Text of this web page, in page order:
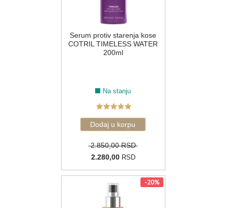
Serum protiv starenja kose
COTRIL TIMELESS WATER
200ml
Na stanju
2.850,00 RSD
2.280,00RSD
-20%